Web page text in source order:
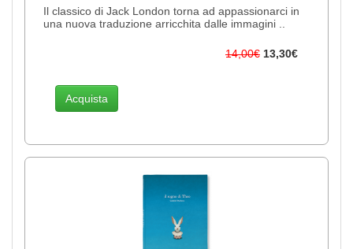
Il classico di Jack London torna ad appassionarci in
una nuova traduzione arricchita dalle immagini ..
14,00€ 13,30€
Acquista